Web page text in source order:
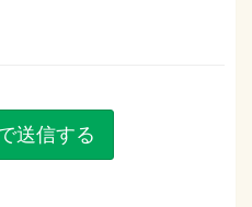
送信する